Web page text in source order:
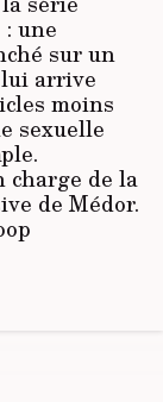
une
sur un
arrive
moins
sexuelle
charge de la
de Médor.